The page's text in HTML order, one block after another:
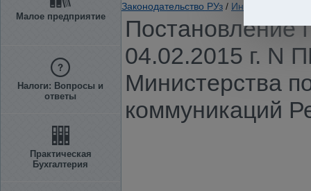
Малое предприятие
Налоги: Вопросы и
ответы
Практическая
Бухгалтерия
Законодательство РУз / Информация.
Постановление
04.02.2015 г. N
Министерства
коммуникаций